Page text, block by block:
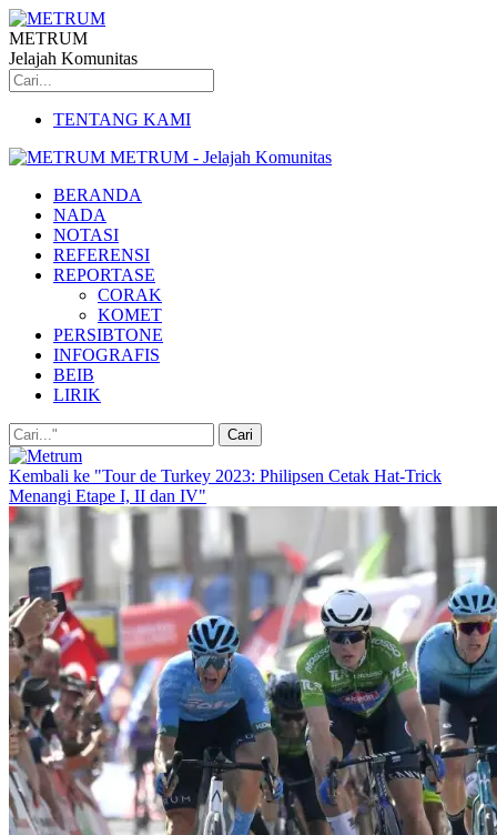
METRUM
Jelajah Komunitas
TENTANG KAMI
METRUM - Jelajah Komunitas
BERANDA
NADA
NOTASI
REFERENSI
REPORTASE
CORAK
KOMET
PERSIBTONE
INFOGRAFIS
BEIB
LIRIK
Kembali ke "Tour de Turkey 2023: Philipsen Cetak Hat-Trick
Menangi Etape I, II dan IV"